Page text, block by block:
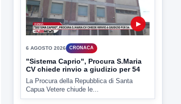
▶
6 AGOSTO 2026 CRONACA
"Sistema Caprio", Procura S.Maria
CV chiede rinvio a giudizio per 54
La Procura della Repubblica di Santa
Capua Vetere chiude le...